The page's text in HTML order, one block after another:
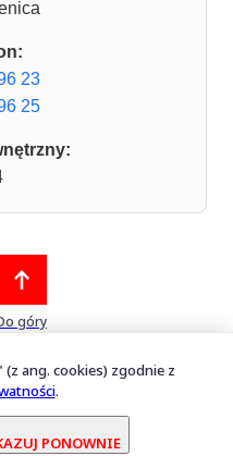
23
25
góry
ang. cookies) zgodnie z
.
PONOWNIE